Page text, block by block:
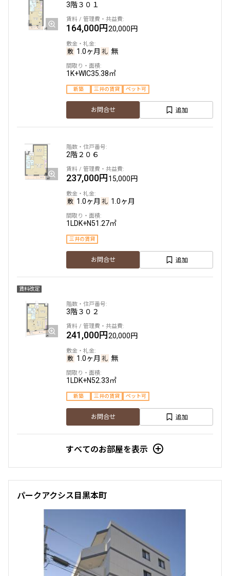
3階３０１
164,000円20,000円
1.0ヶ月 無
1K+WIC35.38㎡
新築 三井の賃貸 ペット可
お問合せ 追加
2階２０６
237,000円15,000円
1.0ヶ月 1.0ヶ月
1LDK+N51.27㎡
三井の賃貸
お問合せ 追加
賃料改定
3階３０２
241,000円20,000円
1.0ヶ月 無
1LDK+N52.33㎡
新築 三井の賃貸 ペット可
お問合せ 追加
すべてのお部屋を表示
パークアクシス目黒本町